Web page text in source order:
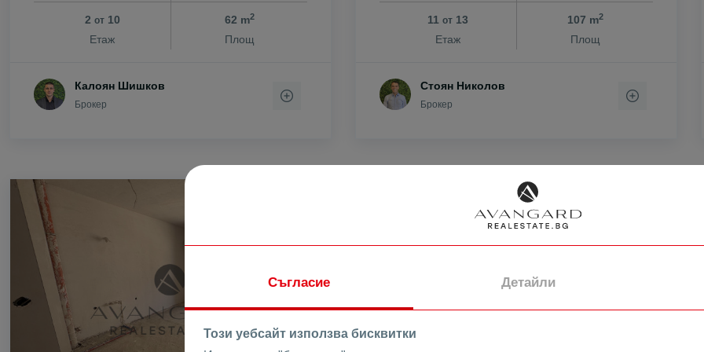
с. Чешнегирово
2 от10
Етаж
62 m2
Площ
Калоян Шишков
Брокер
11 от 13
Етаж
107 m2
Площ
Стоян Николов
Брокер
Съгласие Детайли
Този уебсайт използва бисквитки